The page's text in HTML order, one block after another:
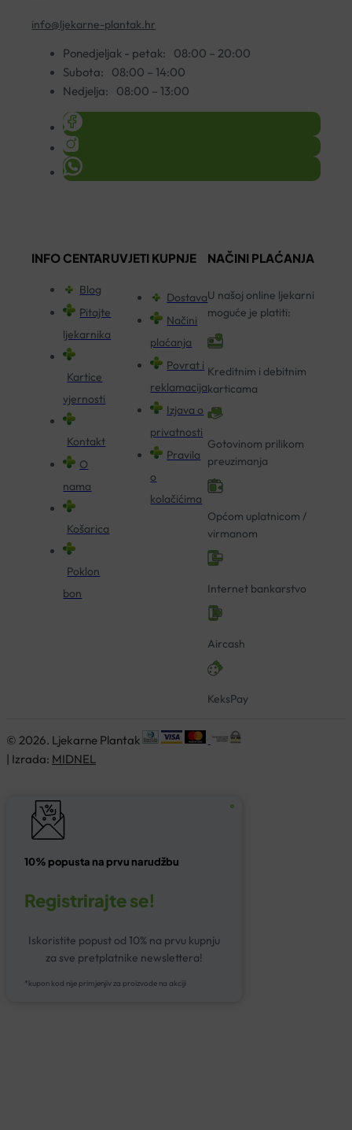
info@ljekarne-plantak.hr
Ponedjeljak - petak:
08:00 – 20:00
Subota:
08:00 – 14:00
Nedjelja:
08:00 – 13:00
INFO CENTAR
Blog
Pitajte
ljekarnika
Kartice
vjernosti
Kontakt
O
nama
Košarica
Poklon
bon
UVJETI KUPNJE
Dostava
Načini
plaćanja
Povrat i
reklamacija
Izjava o
privatnosti
Pravila
o
kolačićima
NAČINI PLAĆANJA
U našoj online ljekarni
moguće je platiti:
Kreditnim i debitnim
karticama
Gotovinom prilikom
preuzimanja
Općom uplatnicom /
virmanom
Internet bankarstvo
Aircash
KeksPay
© 2026. Ljekarne Plantak
| Izrada: MIDNEL
10% popusta na prvu narudžbu
Registrirajte se!
Iskoristite popust od 10% na prvu kupnju
za sve pretplatnike newslettera!
*kupon kod nije primjenjiv za proizvode na akciji